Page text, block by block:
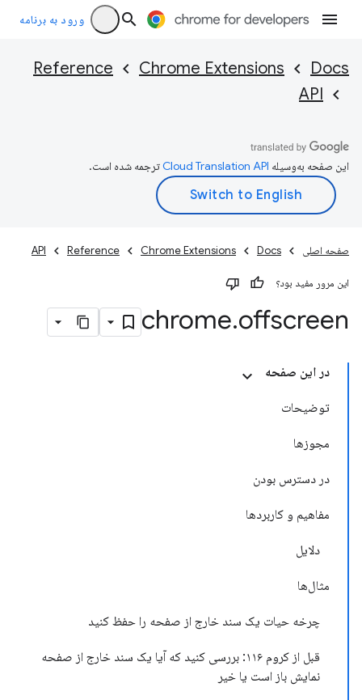
ورود به برنامه
Docs
Chrome Extensions
Reference
API
این صفحه به‌وسیله ترجمه شده است.
صفحه اصلی Docs
Chrome Extensions
Reference
API
این مرور مفید بود؟
chrome.offscreen
در این صفحه
توضیحات
مجوزها
در دسترس بودن
مفاهیم و کاربردها
دلایل
مثال‌ها
چرخه حیات یک سند خارج از صفحه را حفظ کنید
قبل از کروم ۱۱۶: بررسی کنید که آیا یک سند خارج از صفحه
نمایش باز است یا خیر